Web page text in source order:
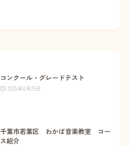
コンクール・グレードテスト
2025年8月25日
千葉市若葉区 わかば音楽教室 コー
ス紹介